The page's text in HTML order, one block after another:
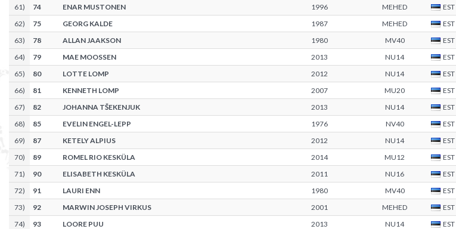
61) 74 ENAR MUSTONEN 1996 MEHED EST
62) 75 GEORG KALDE 1987 MEHED EST
63) 78 ALLAN JAAKSON 1980 MV40 EST
64) 79 MAE MOOSSEN 2013 NU14 EST
65) 80 LOTTE LOMP 2012 NU14 EST
66) 81 KENNETH LOMP 2007 MU20 EST
67) 82 JOHANNA TŠEKENJUK 2013 NU14 EST
68) 85 EVELIN ENGEL-LEPP 1976 NV40 EST
69) 87 KETELY ALPIUS 2012 NU14 EST
70) 89 ROMEL RIO KESKÜLA 2014 MU12 EST
71) 90 ELISABETH KESKÜLA 2011 NU16 EST
72) 91 LAURI ENN 1980 MV40 EST
73) 92 MARWIN JOSEPH VIRKUS 2001 MEHED EST
74) 93 LOORE PUU 2013 NU14 EST